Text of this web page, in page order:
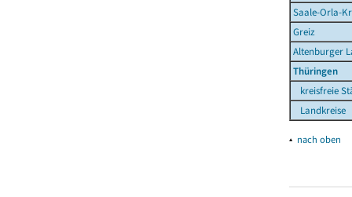
Saale-Orla-
Greiz
Altenburger
Thüringen
kreisfreie
Landkreise
▴ nach oben